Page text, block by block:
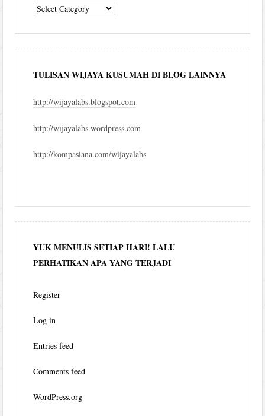
komentar
TULISAN WIJAYA KUSUMAH DI BLOG LAINNYA
http://wijayalabs.blogspot.com
http://wijayalabs.wordpress.com
http://kompasiana.com/wijayalabs
YUK MENULIS SETIAP HARI! LALU
PERHATIKAN APA YANG TERJADI
Register
Log in
Entries feed
Comments feed
WordPress.org